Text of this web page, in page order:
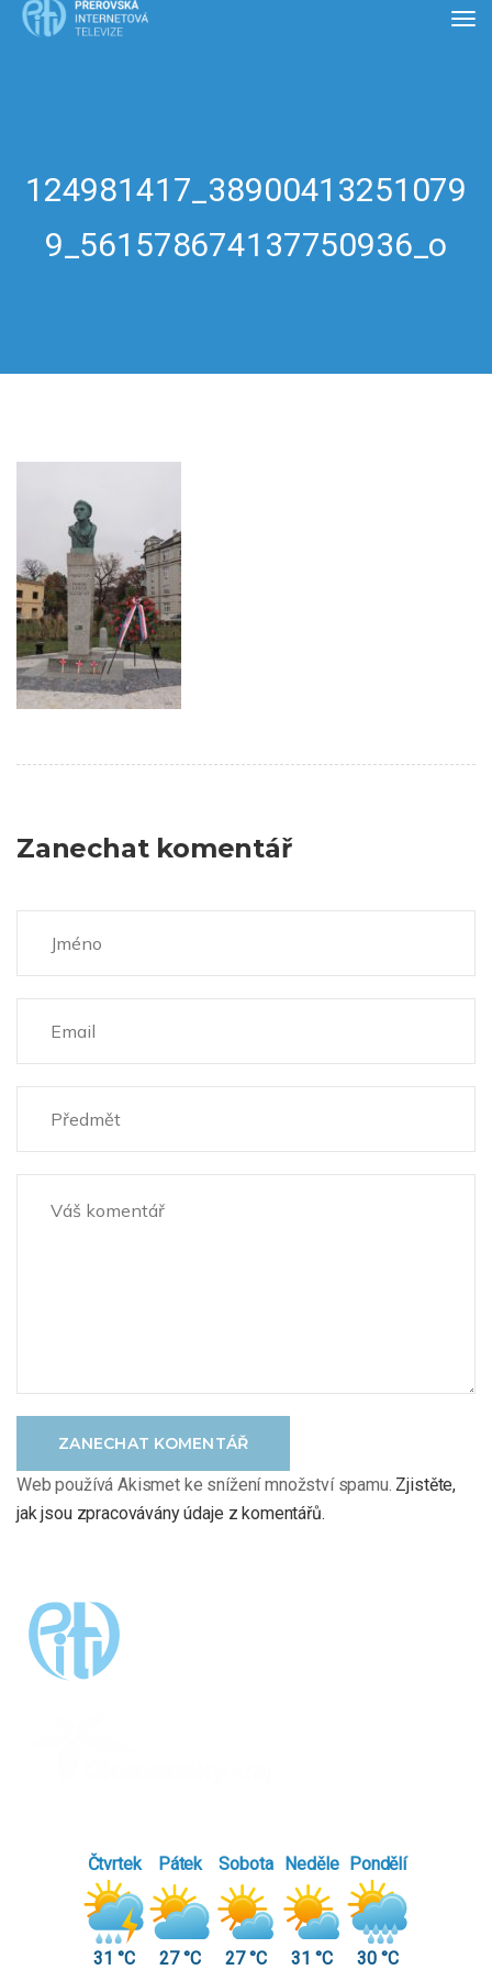
124981417_38900413251079
9_561578674137750936_o
Zanechat komentář
ZANECHAT KOMENTÁŘ
Web používá Akismet ke snížení množství spamu. Zjistěte,
jak jsou zpracovávány údaje z komentářů.
Čtvrtek
31 °C
Pátek
27 °C
Sobota
27 °C
Neděle
31 °C
Pondělí
30 °C